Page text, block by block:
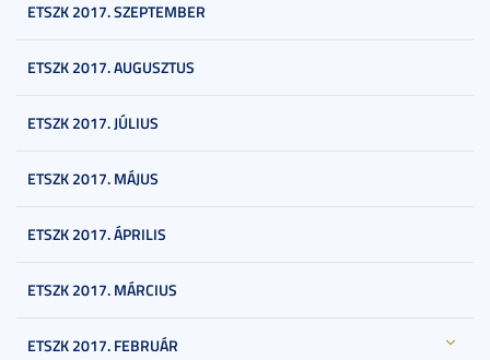
ETSZK 2017. SZEPTEMBER
ETSZK 2017. AUGUSZTUS
ETSZK 2017. JÚLIUS
ETSZK 2017. MÁJUS
ETSZK 2017. ÁPRILIS
ETSZK 2017. MÁRCIUS
ETSZK 2017. FEBRUÁR